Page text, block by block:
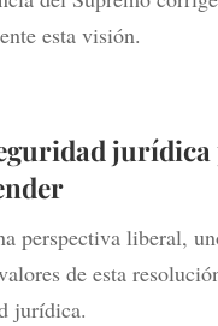
esta visión.
perspectiva liberal,
de esta
jurídica.